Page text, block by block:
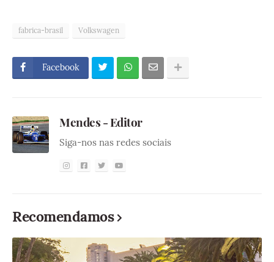
fabrica-brasil Volkswagen
Facebook
Mendes - Editor
Siga-nos nas redes sociais
Recomendamos